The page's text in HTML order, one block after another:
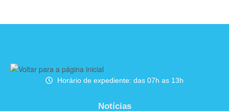
Horário de expediente: das 07h as 13h
Notícias